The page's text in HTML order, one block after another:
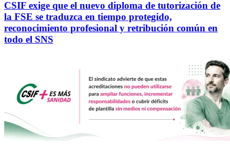
CSIF exige que el nuevo diploma de tutorización de
la FSE se traduzca en tiempo protegido,
reconocimiento profesional y retribución común en
todo el SNS